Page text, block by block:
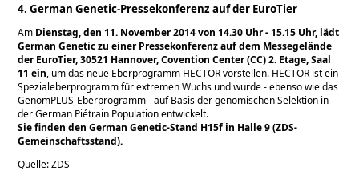
4. German Genetic-Pressekonferenz auf der EuroTier
Am Dienstag, den 11. November 2014 von 14.30 Uhr - 15.15 Uhr, lädt
German Genetic zu einer Pressekonferenz auf dem Messegelände
der EuroTier, 30521 Hannover, Covention Center (CC) 2. Etage, Saal
11 ein, um das neue Eberprogramm HECTOR vorstellen. HECTOR ist ein
Spezialeberprogramm für extremen Wuchs und wurde - ebenso wie das
GenomPLUS-Eberprogramm - auf Basis der genomischen Selektion in
der German Piétrain Population entwickelt.
Sie finden den German Genetic-Stand H15f in Halle 9 (ZDS-
Gemeinschaftsstand).
Quelle: ZDS